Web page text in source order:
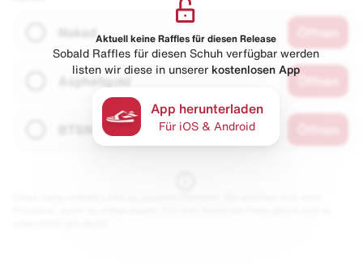
Naked
Asphaltgold
Aktuell keine Raffles für diesen Release
Sobald Raffles für diesen Schuh verfügbar werden
listen wir diese in unserer kostenlosen App
App herunterladen
Für iOS & Android